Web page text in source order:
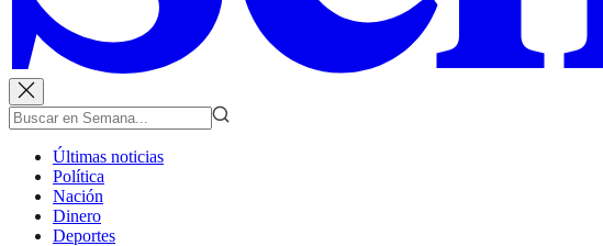
Últimas noticias
Política
Nación
Dinero
Deportes